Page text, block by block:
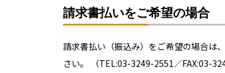
請求書払いをご希望の場合
請求書払い（振込み）をご希望の場合は
さい。 （TEL:03-3249-2551／FAX:03-